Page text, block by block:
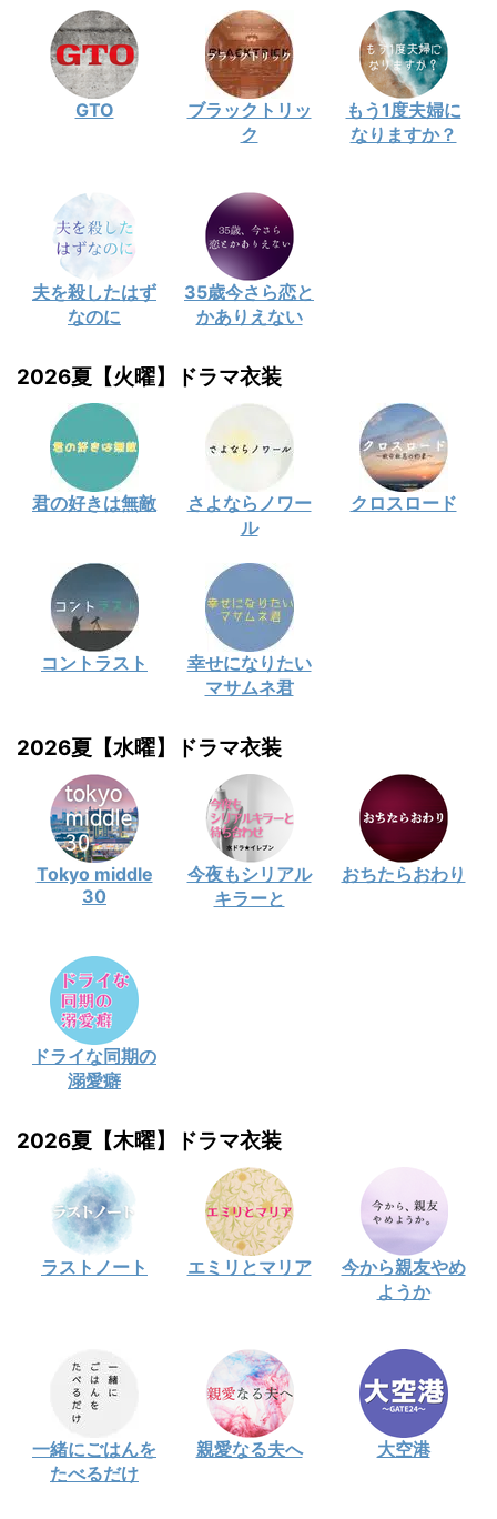
GTO
ブラックトリッ
ク
もう1度夫婦に
なりますか？
夫を殺したはず
なのに
35歳今さら恋と
かありえない
2026夏【火曜】ドラマ衣装
君の好きは無敵
さよならノワー
ル
クロスロード
コントラスト
幸せになりたい
マサムネ君
2026夏【水曜】ドラマ衣装
Tokyo middle
30
今夜もシリアル
キラーと
おちたらおわり
ドライな同期の
溺愛癖
2026夏【木曜】ドラマ衣装
ラストノート エミリとマリア
今から親友やめ
ようか
一緒にごはんを
たべるだけ
親愛なる夫へ 大空港